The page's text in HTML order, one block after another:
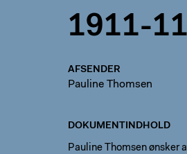
1911-
AFSENDER
Pauline Thomsen
DOKUMENTINDHOLD
Pauline Thomsen ønsker